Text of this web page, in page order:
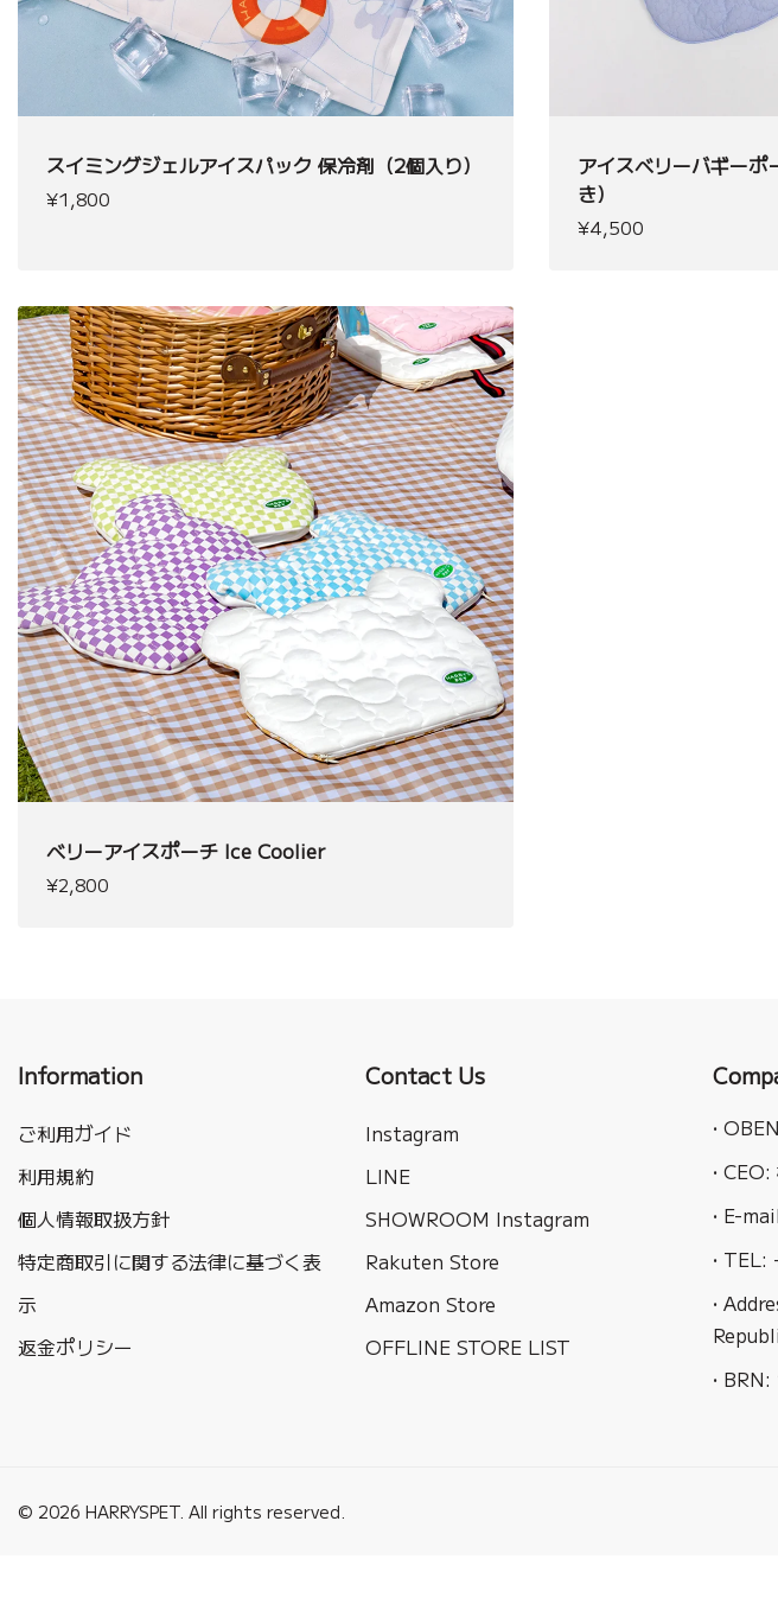
スイミングジェルアイスパック 保冷剤（2個入り）
¥1,800
アイスベリーバギーポ
き）
¥4,500
ベリーアイスポーチ Ice Coolier
¥2,800
Information
ご利用ガイド
利用規約
個人情報取扱方針
特定商取引に関する法律に基づく表
示
返金ポリシー
Contact Us
Instagram
LINE
SHOWROOM Instagram
Rakuten Store
Amazon Store
OFFLINE STORE LIST
•
•
• E-
•
•
•
© 2026 HARRYSPET. All rights reserved.